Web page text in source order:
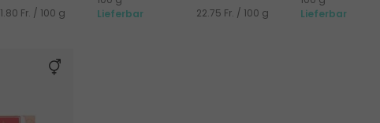
1.80 Fr. / 100 g
Lieferbar
22.75 Fr. / 100 g
Lieferbar